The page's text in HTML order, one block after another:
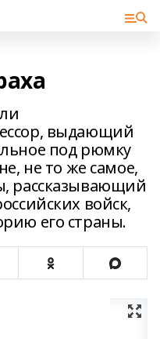
выдающий
под рюмку
не то же самое,
рассказывающий
войск,
его страны.